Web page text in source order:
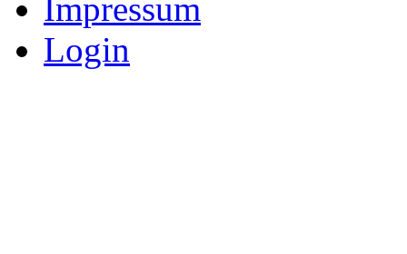
Impressum
Login